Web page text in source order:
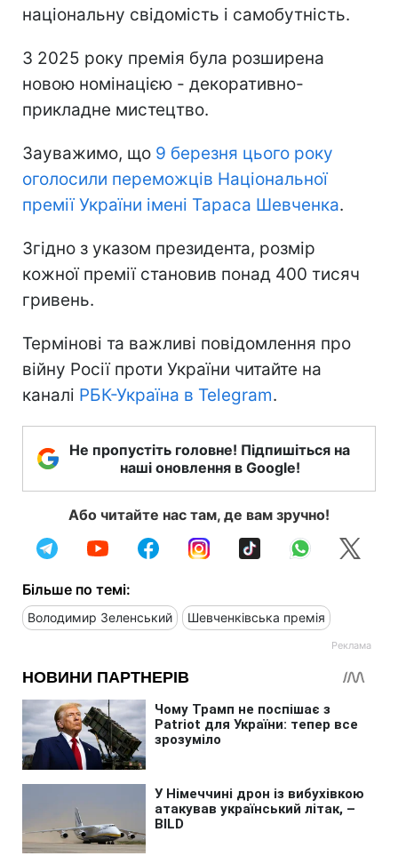
національну свідомість і самобутність.
З 2025 року премія була розширена
новою номінацією - декоративно-
прикладне мистецтво.
Зауважимо, що 9 березня цього року
оголосили переможців Національної
премії України імені Тараса Шевченка.
Згідно з указом президента, розмір
кожної премії становив понад 400 тисяч
гривень.
Термінові та важливі повідомлення про
війну Росії проти України читайте на
каналі РБК-Україна в Telegram.
Не пропустіть головне! Підпишіться на
наші оновлення в Google!
Або читайте нас там, де вам зручно!
Більше по темі:
Володимир Зеленський Шевченківська премія